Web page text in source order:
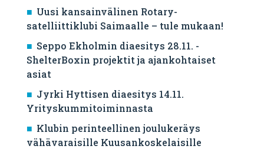
Uusi kansainvälinen Rotary-
satelliittiklubi Saimaalle – tule mukaan!
Seppo Ekholmin diaesitys 28.11. -
ShelterBoxin projektit ja ajankohtaiset
asiat
Jyrki Hyttisen diaesitys 14.11.
Yrityskummitoiminnasta
Klubin perinteellinen joulukeräys
vähävaraisille Kuusankoskelaisille